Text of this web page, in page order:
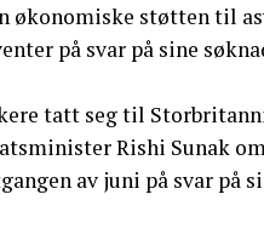
økonomiske støtten til
på svar på sine
tatt seg til
Rishi Sunak om
av juni på svar på